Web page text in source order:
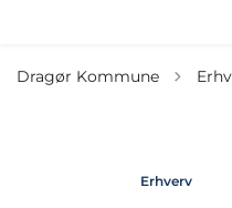
Dragør Kommune
Erhverv